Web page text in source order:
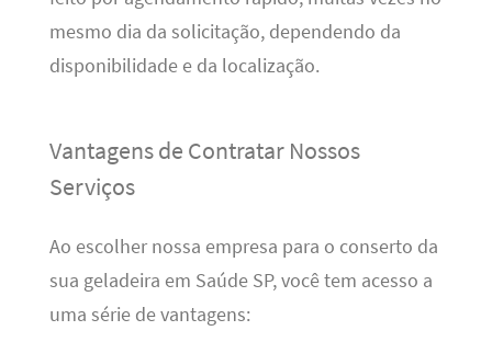
mesmo dia da solicitação, dependendo da
disponibilidade e da localização.
Vantagens de Contratar Nossos
Serviços
Ao escolher nossa empresa para o conserto da
sua geladeira em Saúde SP, você tem acesso a
uma série de vantagens: